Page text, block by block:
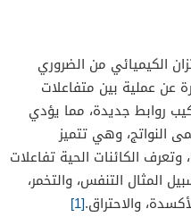
الكيميائي من الضروري
عن عملية بين متفاعلات
روابط جديدة، مما يؤدي
النواتج، وهي تتميز
الكائنات الحية تفاعلات
المثال التنفس، والتخمر،
والاحتراق.[1]